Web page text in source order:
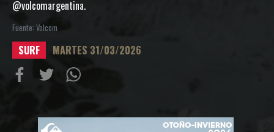
@volcomargentina.
Fuente: Volcom
SURF MARTES 31/03/2026
FacebookTwitter